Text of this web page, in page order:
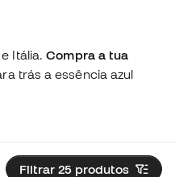
Itália.Compra a tua
trás a essência azul
Filtrar 25 produtos